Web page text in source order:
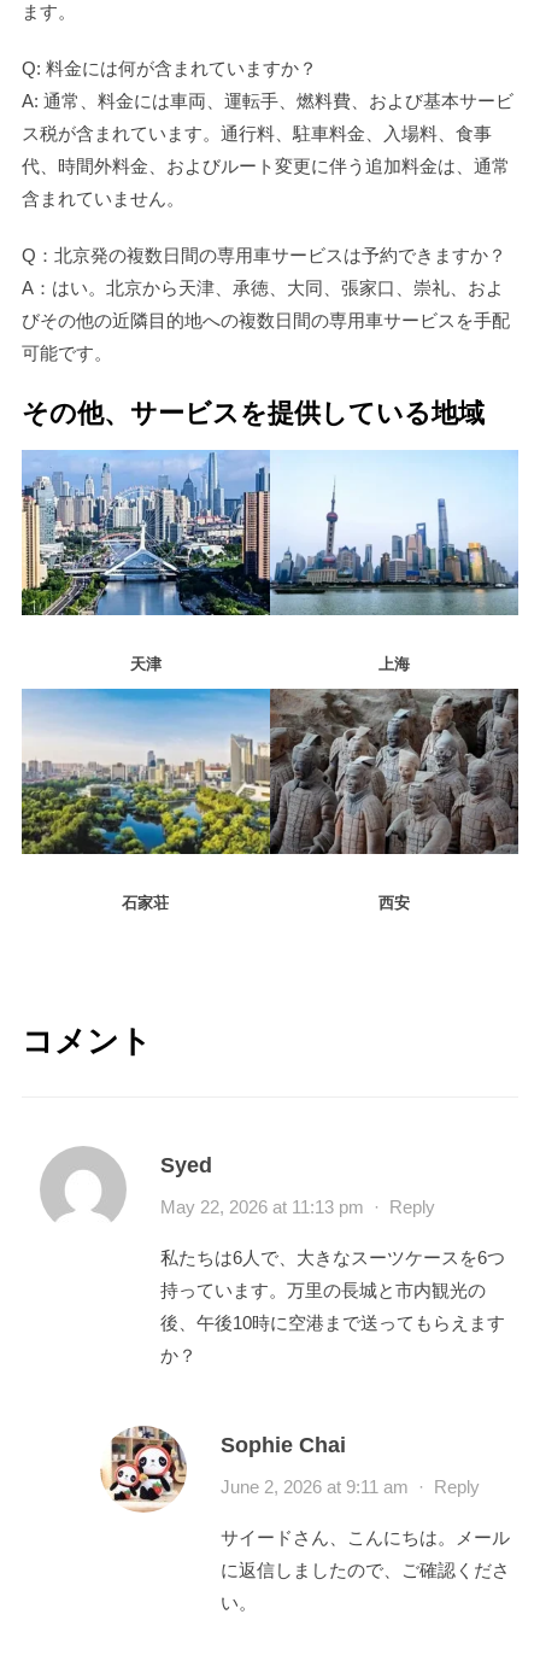
ます。
Q: 料金には何が含まれていますか？
A: 通常、料金には車両、運転手、燃料費、および基本サービ
ス税が含まれています。通行料、駐車料金、入場料、食事
代、時間外料金、およびルート変更に伴う追加料金は、通常
含まれていません。
Q：北京発の複数日間の専用車サービスは予約できますか？
A：はい。北京から天津、承徳、大同、張家口、崇礼、およ
びその他の近隣目的地への複数日間の専用車サービスを手配
可能です。
その他、サービスを提供している地域
天津 上海
石家荘 西安
コメント
Syed
May 22, 2026 at 11:13 pm · Reply
私たちは6人で、大きなスーツケースを6つ
持っています。万里の長城と市内観光の
後、午後10時に空港まで送ってもらえます
か？
Sophie Chai
June 2, 2026 at 9:11 am · Reply
サイードさん、こんにちは。メール
に返信しましたので、ご確認くださ
い。